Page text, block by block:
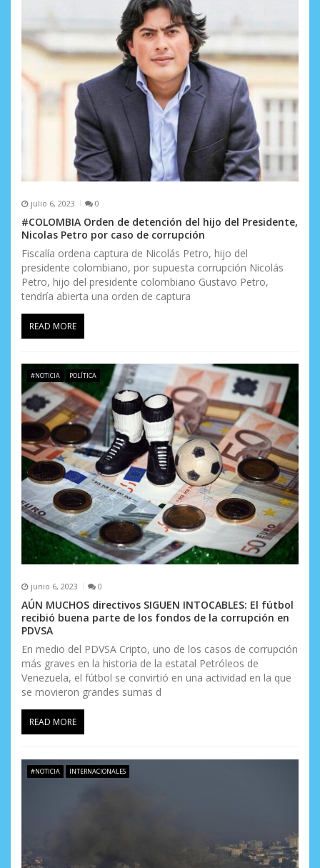
e
n
t
d
a
s julio 6, 2023 0
#COLOMBIA Orden de detención del hijo del Presidente,
Nicolas Petro por caso de corrupción
Fiscalía ordena captura de Nicolás Petro, hijo del
presidente colombiano, por supuesta corrupción Nicolás
Petro, hijo del presidente colombiano Gustavo Petro,
tendría abierta una orden de captura
READ MORE
#NOTICIA POLÍTICA
junio 6, 2023 0
AÚN MUCHOS directivos SIGUEN INTOCABLES: El fútbol
recibió buena parte de los fondos de la corrupción en
PDVSA
En medio del PDVSA Cripto, uno de los casos de corrupción
más graves en la historia de la estatal Petróleos de
Venezuela, el fútbol se convirtió en una actividad en la que
se movieron grandes sumas d
READ MORE
#NOTICIA INTERNACIONALES